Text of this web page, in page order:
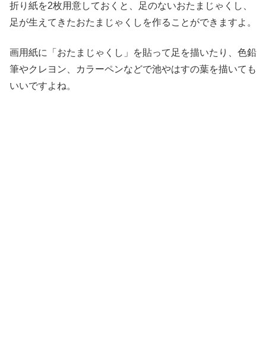
折り紙を2枚用意しておくと、足のないおたまじゃくし、
足が生えてきたおたまじゃくしを作ることができますよ。
画用紙に「おたまじゃくし」を貼って足を描いたり、色鉛
筆やクレヨン、カラーペンなどで池やはすの葉を描いても
いいですよね。